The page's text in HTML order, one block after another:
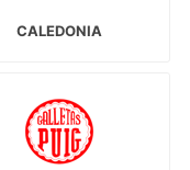
CALEDONIA